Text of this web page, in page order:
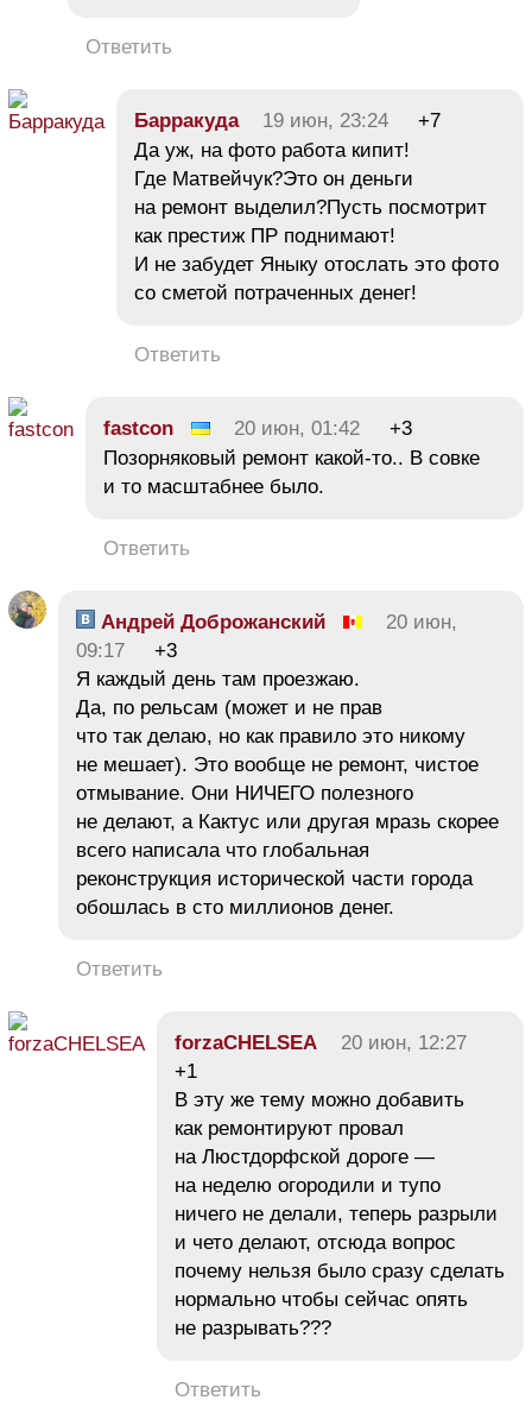
Ответить
Барракуда 19 июн, 23:24
+7
Да уж, на фото работа кипит!
Где Матвейчук?Это он деньги
на ремонт выделил?Пусть посмотрит
как престиж ПР поднимают!
И не забудет Яныку отослать это фото
со сметой потраченных денег!
Ответить
fastcon 20 июн, 01:42
+3
Позорняковый ремонт какой-то.. В совке
и то масштабнее было.
Ответить
Андрей Доброжанский
20 июн,
09:17
+3
Я каждый день там проезжаю.
Да, по рельсам (может и не прав
что так делаю, но как правило это никому
не мешает). Это вообще не ремонт, чистое
отмывание. Они НИЧЕГО полезного
не делают, а Кактус или другая мразь скорее
всего написала что глобальная
реконструкция исторической части города
обошлась в сто миллионов денег.
Ответить
forzaCHELSEA
20 июн, 12:27
+1
В эту же тему можно добавить
как ремонтируют провал
на Люстдорфской дороге —
на неделю огородили и тупо
ничего не делали, теперь разрыли
и чето делают, отсюда вопрос
почему нельзя было сразу сделать
нормально чтобы сейчас опять
не разрывать???
Ответить